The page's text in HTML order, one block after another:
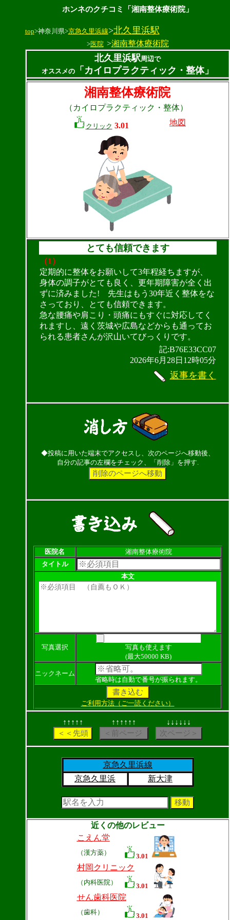
ホンネのクチコミ「湘南整体療術院」
top>神奈川県>京急久里浜線>北久里浜駅
>医院 >湘南整体療術院
北久里浜駅周辺で
オススメの
「カイロプラクティック・整体」
湘南整体療術院
（カイロプラクティック・整体）
クリック 3.01 地図
とても信頼できます
（1）
定期的に整体をお願いして3年程経ちますが、
身体の調子がとても良く、更年期障害が全く出
ずに済みました! 先生はもう30年近く整体をな
さっており、とても信頼できます。
急な腰痛や肩こり・頭痛にもすぐに対応してく
れますし、遠く茨城や広島などからも通ってお
られる患者さんが沢山いてびっくりです。
記:B76E33CC07
2026年6月28日12時05分
返事を書く
◆投稿に用いた端末でアクセスし、次のページへ移動後、
自分の記事の左欄をチェック、「削除」を押す.
医院名
湘南整体療術院
タイトル
本文
写真選択
写真も使えます
(最大50000 KB)
ニックネーム
省略時は自動で番号が振られます。
ご利用方法（ご一読ください）
↑↑↑↑↑ ↑↑↑↑↑↑ ↓↓↓↓↓↓
京急久里浜線
京急久里浜
新大津
近くの他のレビュー
こえん堂
（漢方薬） 3.01
村岡クリニック
（内科医院） 3.01
せん歯科医院
（歯科） 3.01